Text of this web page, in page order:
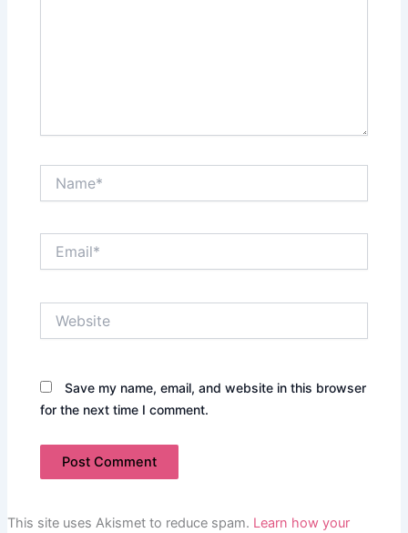
Save my name, email, and website in this browser
for the next time I comment.
This site uses Akismet to reduce spam. Learn how your